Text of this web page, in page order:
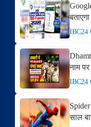
IBC24
नाम
IBC24
साल